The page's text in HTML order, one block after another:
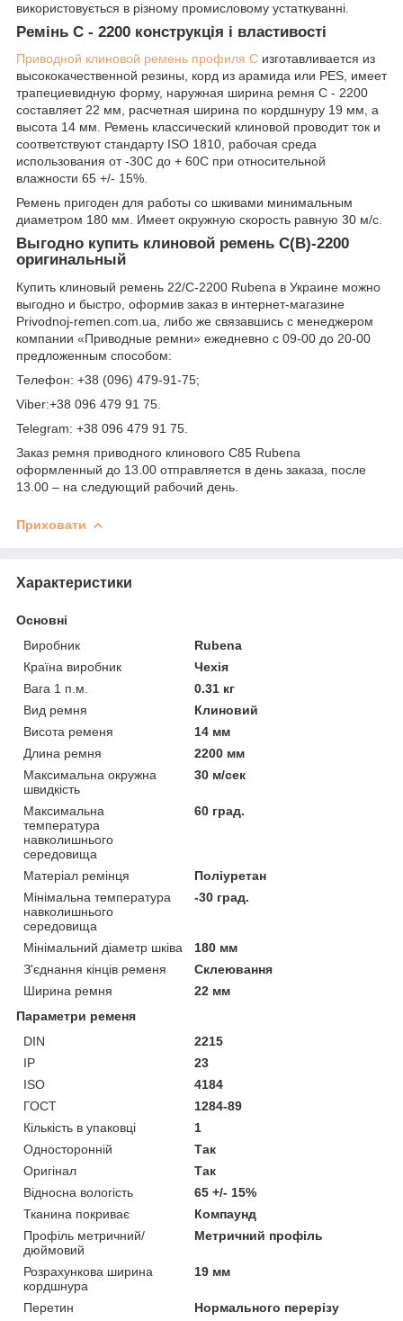
використовується в різному промисловому устаткуванні.
Ремінь C - 2200 конструкція і властивості
Приводной клиновой ремень профиля C изготавливается из
высококачественной резины, корд из арамида или PES, имеет
трапециевидную форму, наружная ширина ремня C - 2200
составляет 22 мм, расчетная ширина по кордшнуру 19 мм, а
высота 14 мм. Ремень классический клиновой проводит ток и
соответствуют стандарту ISO 1810, рабочая среда
использования от -30С до + 60С при относительной
влажности 65 +/- 15%.
Ремень пригоден для работы со шкивами минимальным
диаметром 180 мм. Имеет окружную скорость равную 30 м/с.
Выгодно купить клиновой ремень C(B)-2200
оригинальный
Купить клиновый ремень 22/C-2200 Rubena в Украине можно
выгодно и быстро, оформив заказ в интернет-магазине
Рrivodnoj-remen.com.ua, либо же связавшись с менеджером
компании «Приводные ремни» ежедневно с 09-00 до 20-00
предложенным способом:
Телефон: +38 (096) 479-91-75;
Viber:+38 096 479 91 75.
Telegram: +38 096 479 91 75.
Заказ ремня приводного клинового C85 Rubena
оформленный до 13.00 отправляется в день заказа, после
13.00 – на следующий рабочий день.
Приховати
Характеристики
Основні
Виробник
Rubena
Країна виробник
Чехія
Вага 1 п.м.
0.31 кг
Вид ремня
Клиновий
Висота ременя
14 мм
Длина ремня
2200 мм
Максимальна окружна
швидкість
30 м/сек
Максимальна
температура
навколишнього
середовища
60 град.
Матеріал ремінця
Поліуретан
Мінімальна температура
навколишнього
середовища
-30 град.
Мінімальний діаметр шківа
180 мм
З'єднання кінців ременя
Склеювання
Ширина ремня
22 мм
Параметри ременя
DIN
2215
IP
23
ISO
4184
ГОСТ
1284-89
Кількість в упаковці
1
Односторонній
Так
Оригінал
Так
Відносна вологість
65 +/- 15%
Тканина покриває
Компаунд
Профіль метричний/
дюймовий
Метричний профіль
Розрахункова ширина
кордшнура
19 мм
Перетин
Нормального перерізу